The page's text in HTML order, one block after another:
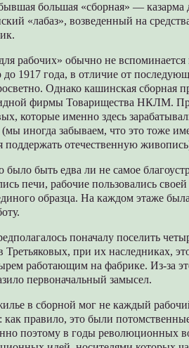
большая «сборная» — казарма
«лабаз», возведенный на
рабочих» обычно не
до 1917 года, в отличие от
Однако кашинская сборная
фирмы Товарищества НКЛМ.
которые именно здесь
иногда забываем, что это тоже
поддержать отечественную
было быть едва ли не самое
печи, рабочие пользовались
образца. На каждом этаже
поначалу поселить
Третьяковых, при их наследниках,
работающим на фабрике. Из-за
первоначальный замысел.
в сборной мог не каждый
как правило, это были
поэтому в годы революционных